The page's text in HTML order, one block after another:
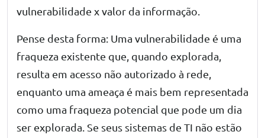
vulnerabilidade x valor da informação.
Pense desta forma: Uma vulnerabilidade é uma
fraqueza existente que, quando explorada,
resulta em acesso não autorizado à rede,
enquanto uma ameaça é mais bem representada
como uma fraqueza potencial que pode um dia
ser explorada. Se seus sistemas de TI não estão